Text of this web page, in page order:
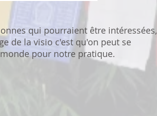
qui pourraient être intéressées,
de la visio c'est qu'on peut se
pour notre pratique.